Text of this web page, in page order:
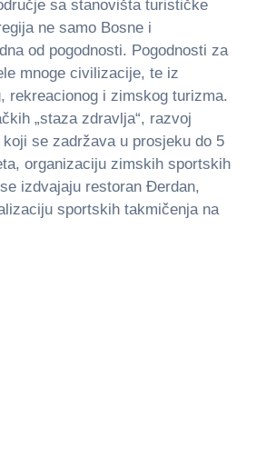
sa stanovišta turističke
ne samo Bosne i
od pogodnosti. Pogodnosti za
mnoge civilizacije, te iz
rekreacionog i zimskog turizma.
„staza zdravlјa“, razvoj
se zadržava u prosjeku do 5
organizaciju zimskih sportskih
izdvajaju restoran Đerdan,
sportskih takmičenja na